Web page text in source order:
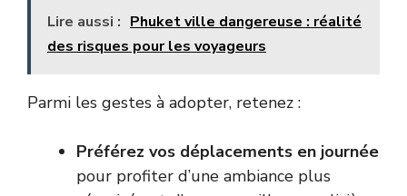
Lire aussi : Phuket ville dangereuse : réalité
des risques pour les voyageurs
Parmi les gestes à adopter, retenez :
Préférez vos déplacements en journée
pour profiter d’une ambiance plus